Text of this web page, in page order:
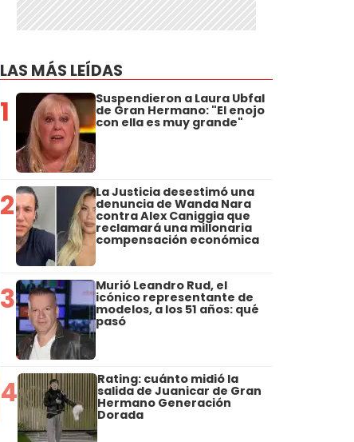
LAS MÁS LEÍDAS
1 Suspendieron a Laura Ubfal
de Gran Hermano: "El enojo
con ella es muy grande"
2 La Justicia desestimó una
denuncia de Wanda Nara
contra Alex Caniggia que
reclamará una millonaria
compensación económica
3 Murió Leandro Rud, el
icónico representante de
modelos, a los 51 años: qué
pasó
4 Rating: cuánto midió la
salida de Juanicar de Gran
Hermano Generación
Dorada